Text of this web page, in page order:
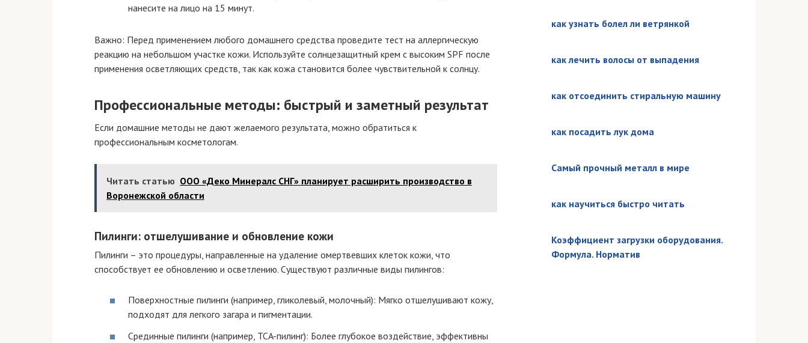
нанесите на лицо на 15 минут.
Важно: Перед применением любого домашнего средства проведите тест на аллергическую
реакцию на небольшом участке кожи. Используйте солнцезащитный крем с высоким SPF после
применения осветляющих средств, так как кожа становится более чувствительной к солнцу.
Профессиональные методы: быстрый и заметный результат
Если домашние методы не дают желаемого результата, можно обратиться к
профессиональным косметологам.
Читать статью ООО «Деко Минералс СНГ» планирует расширить производство в
Воронежской области
Пилинги: отшелушивание и обновление кожи
Пилинги – это процедуры, направленные на удаление омертвевших клеток кожи, что
способствует ее обновлению и осветлению. Существуют различные виды пилингов:
Поверхностные пилинги (например, гликолевый, молочный): Мягко отшелушивают кожу,
подходят для легкого загара и пигментации.
Срединные пилинги (например, TCA-пилинг): Более глубокое воздействие, эффективны
как узнать болел ли ветрянкой
как лечить волосы от выпадения
как отсоединить стиральную машину
как посадить лук дома
Самый прочный металл в мире
как научиться быстро читать
Коэффициент загрузки оборудования.
Формула. Норматив